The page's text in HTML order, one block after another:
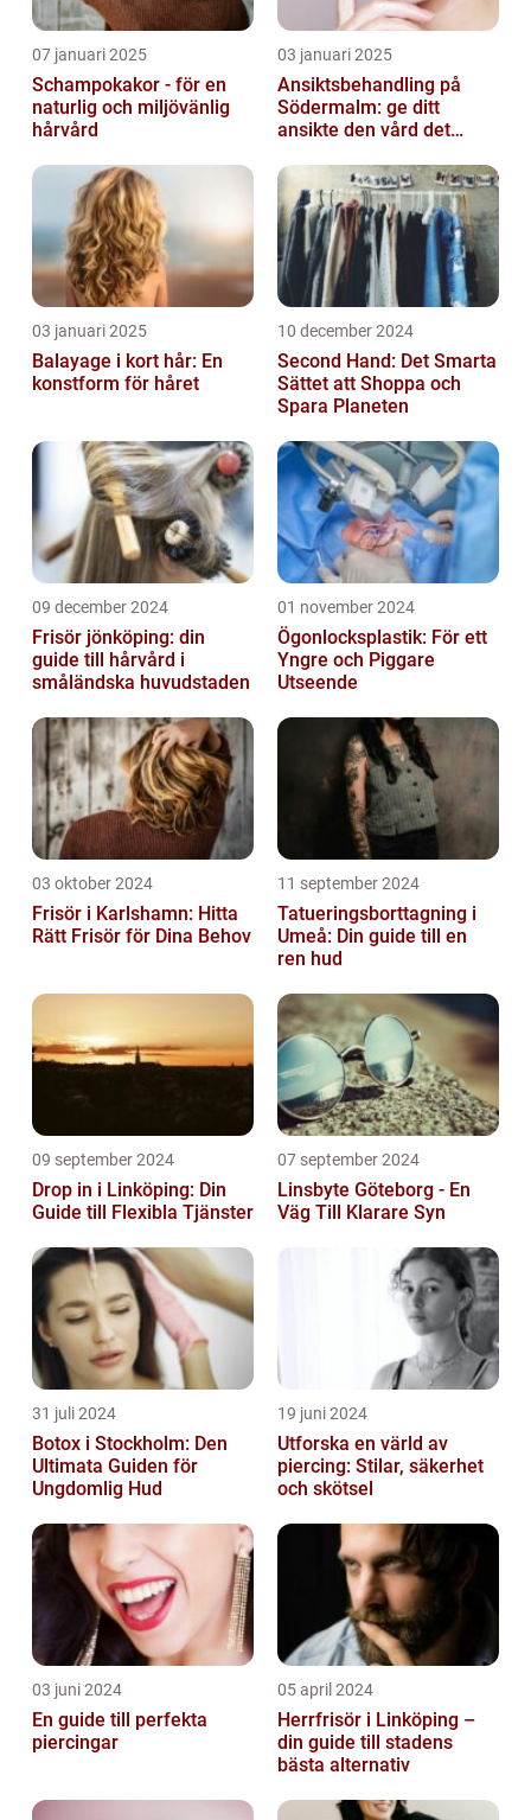
07 januari 2025
Schampokakor - för en
naturlig och miljövänlig
hårvård
03 januari 2025
Ansiktsbehandling på
Södermalm: ge ditt
ansikte den vård det
03 januari 2025
Balayage i kort hår: En
konstform för håret
10 december 2024
Second Hand: Det Smarta
Sättet att Shoppa och
Spara Planeten
09 december 2024
Frisör jönköping: din
guide till hårvård i
småländska huvudstaden
01 november 2024
Ögonlocksplastik: För ett
Yngre och Piggare
Utseende
03 oktober 2024
Frisör i Karlshamn: Hitta
Rätt Frisör för Dina Behov
11 september 2024
Tatueringsborttagning i
Umeå: Din guide till en
ren hud
09 september 2024
Drop in i Linköping: Din
Guide till Flexibla Tjänster
07 september 2024
Linsbyte Göteborg - En
Väg Till Klarare Syn
31 juli 2024
Botox i Stockholm: Den
Ultimata Guiden för
Ungdomlig Hud
19 juni 2024
Utforska en värld av
piercing: Stilar, säkerhet
och skötsel
03 juni 2024
En guide till perfekta
piercingar
05 april 2024
Herrfrisör i Linköping –
din guide till stadens
bästa alternativ